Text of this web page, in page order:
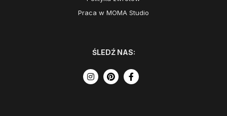
Praca w MOMA Studio
ŚLEDŹ NAS: